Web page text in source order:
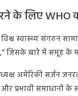
के लिए WHO
स्वास्थ्य संगठन
जिसके बारे में समूह के
अमेरिकी सर्जन
प्रभावी समाधानों